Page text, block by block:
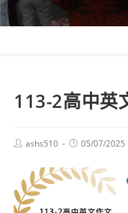
113-2高中英
Postashs510
Post05/07/2025